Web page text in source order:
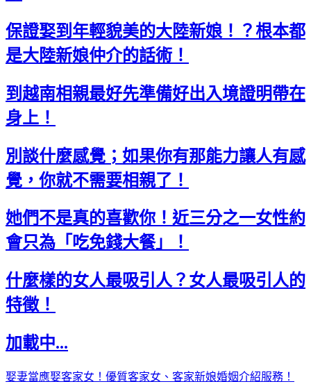
保證娶到年輕貌美的大陸新娘！？根本都
是大陸新娘仲介的話術！
到越南相親最好先準備好出入境證明帶在
身上！
別談什麼感覺；如果你有那能力讓人有感
覺，你就不需要相親了！
她們不是真的喜歡你！近三分之一女性約
會只為「吃免錢大餐」！
什麼樣的女人最吸引人？女人最吸引人的
特徵！
加載中...
娶妻當應娶客家女！優質客家女、客家新娘婚姻介紹服務！